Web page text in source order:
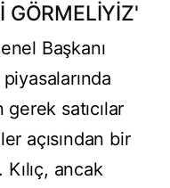
GÖRMELİYİZ'
Başkanı
satıcılar
açısından bir
ancak